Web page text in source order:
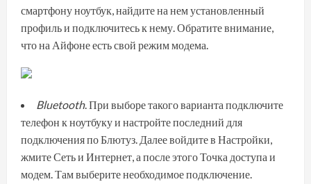
смартфону ноутбук, найдите на нем установленный
профиль и подключитесь к нему. Обратите внимание,
чтона Айфоне есть свой режим модема.
Bluetooth. При выборе такого варианта подключите
телефон к ноутбуку и настройте последний для
подключения по Блютуз. Далее войдите в Настройки,
жмите Сеть и Интернет, а после этого Точка доступа и
модем. Там выберите необходимое подключение.